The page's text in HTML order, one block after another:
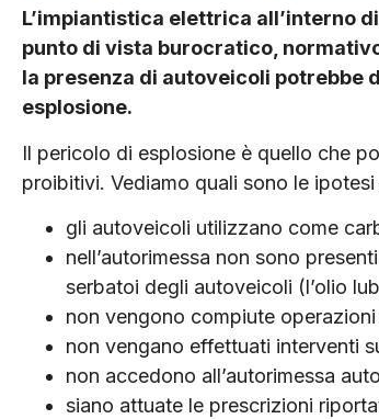
L’impiantistica elettrica all’interno
punto di vista burocratico,
la presenza di autoveicoli potrebbe
esplosione.
Il pericolo di esplosione è quello che
proibitivi. Vediamo quali sono le
gli autoveicoli utilizzano come
nell’autorimessa non sono
serbatoi degli autoveicoli (l’olio
non vengono compiute
non vengano effettuati interventi
non accedono all’autorimessa
siano attuate le prescrizioni